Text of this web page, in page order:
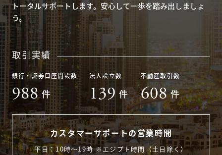
トータルサポートします。安心して一歩を踏み出しましょ
う。
取引実績
銀行・証券口座開設数
988 件
法人設立数
139 件
不動産取引数
608 件
カスタマーサポートの営業時間
平日：10時〜19時 ※エジプト時間（土日除く）